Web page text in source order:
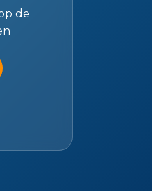
de